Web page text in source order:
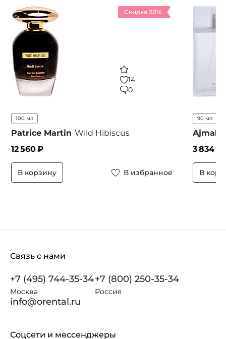
Скидка 20%
14
0
100 мл
Patrice Martin Wild Hibiscus
12 560₽
В корзину В избранное
90 мл
Ajmal
3 834
В
Связь с нами
+7 (495) 744-35-34
Москва
+7 (800) 250-35-34
Россия
info@orental.ru
Соцсети и мессенджеры